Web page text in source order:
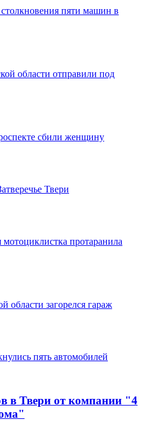
пяти машин в
области отправили под
сбили женщину
Твери
протаранила
области загорелся гараж
пять автомобилей
в Твери от компании "4